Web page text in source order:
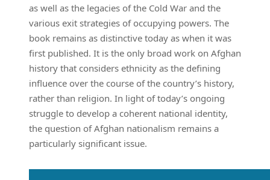
as well as the legacies of the Cold War and the
various exit strategies of occupying powers. The
book remains as distinctive today as when it was
first published. It is the only broad work on Afghan
history that considers ethnicity as the defining
influence over the course of the country’s history,
rather than religion. In light of today’s ongoing
struggle to develop a coherent national identity,
the question of Afghan nationalism remains a
particularly significant issue.